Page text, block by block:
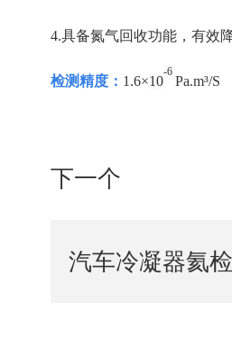
4.具备氮气回收功能，有效
检测精度： 1.6×10
-6
Pa.m³/S
下一个
汽车冷凝器氦